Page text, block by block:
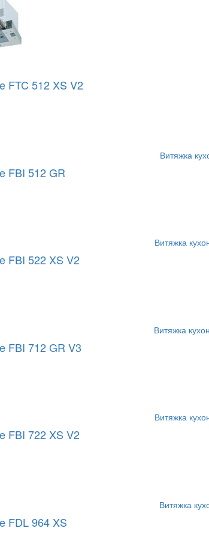
FTC 512 XS V2
FBI 512 GR
FBI 522 XS V2
FBI 712 GR V3
FBI 722 XS V2
FDL 964 XS